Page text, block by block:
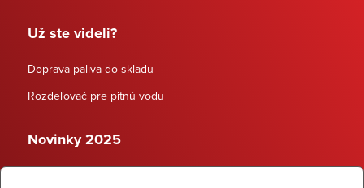
Už ste videli?
Doprava paliva do skladu
Rozdeľovač pre pitnú vodu
Novinky 2025